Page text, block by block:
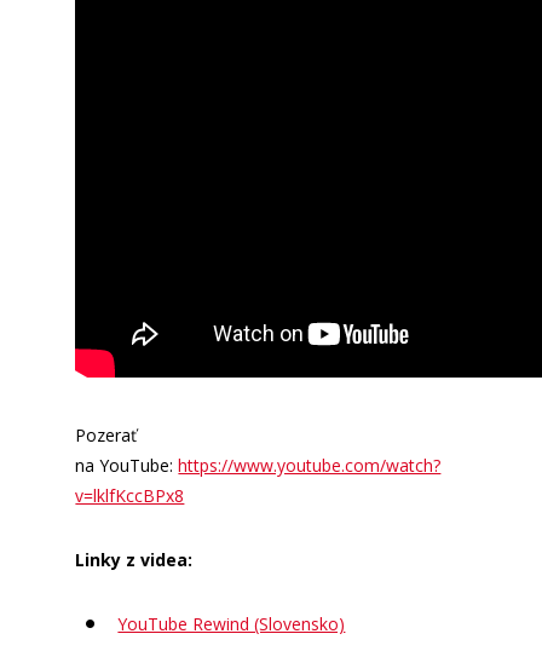
Pozerať
na YouTube:https://www.youtube.com/watch?
v=lklfKccBPx8
Linky z videa:
YouTube Rewind (Slovensko)